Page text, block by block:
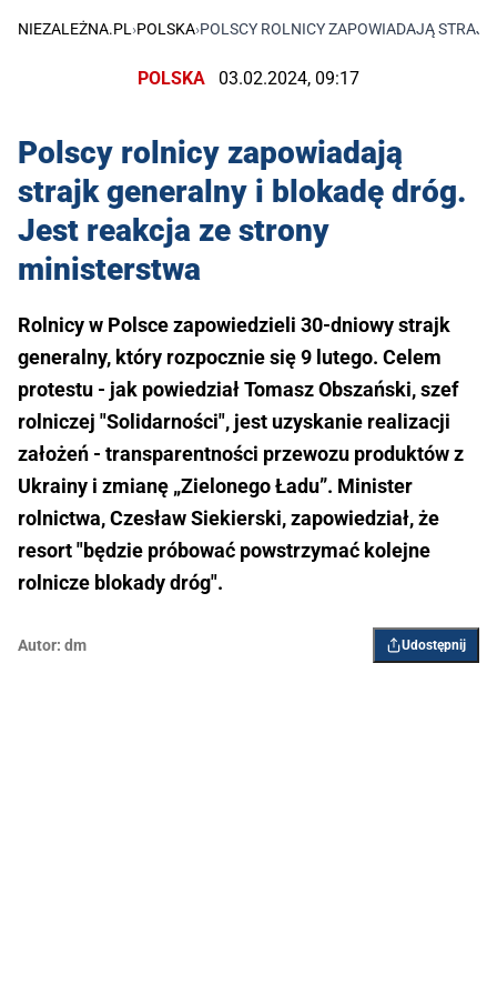
NIEZALEŻNA.PL ›POLSKA›POLSCY ROLNICY ZAPOWIADAJĄ
POLSKA 03.02.2024, 09:17
Polscy rolnicy zapowiadają
strajk generalny i blokadę dróg.
Jest reakcja ze strony
ministerstwa
Rolnicy w Polsce zapowiedzieli 30-dniowy strajk
generalny, który rozpocznie się 9 lutego. Celem
protestu - jak powiedział Tomasz Obszański, szef
rolniczej "Solidarności", jest uzyskanie realizacji
założeń - transparentności przewozu produktów z
Ukrainy i zmianę „Zielonego Ładu”. Minister
rolnictwa, Czesław Siekierski, zapowiedział, że
resort "będzie próbować powstrzymać kolejne
rolnicze blokady dróg".
Autor: dm Udostępnij